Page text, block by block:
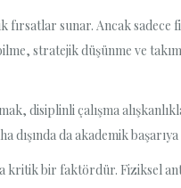
sunar. Ancak sadece
stratejik düşünme ve
disiplinli çalışma
da akademik
kritik bir faktördür. Fiziksel